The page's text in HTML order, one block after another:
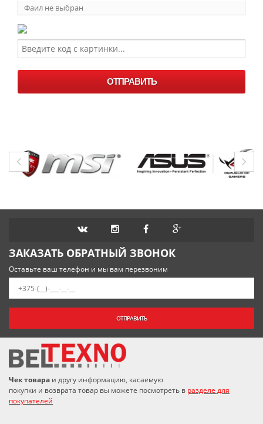
Фаил не выбран
фаил
ОТПРАВИТЬ
ЗАКАЗАТЬ ОБРАТНЫЙ ЗВОНОК
Оставьте ваш телефон и мы вам перезвоним
ОТПРАВИТЬ
Чек товара и другу информацию, касаемую
покупки и возврата товар вы можете посмотреть в разделе для
покупателей